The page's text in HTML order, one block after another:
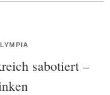
sabotiert –